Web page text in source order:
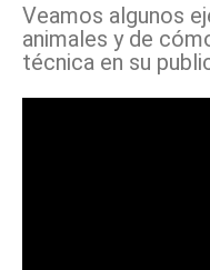
Veamos algunos
animales y de
técnica en su